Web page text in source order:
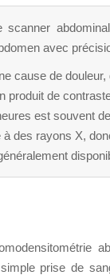
scanner
avec
cause de douleur,
produit de
est souvent
des rayons X,
prise de